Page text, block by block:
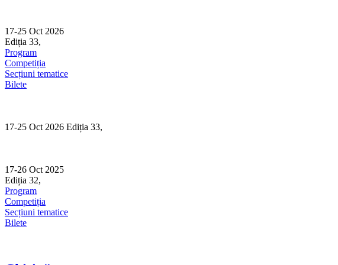
content
17-25 Oct 2026
Ediția 33,
Program
Competiția
Secțiuni tematice
Bilete
17-25 Oct 2026 Ediția 33,
17-26 Oct 2025
Ediția 32,
Program
Competiția
Secțiuni tematice
Bilete